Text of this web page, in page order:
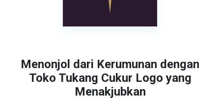
Menonjol dari Kerumunan dengan
Toko Tukang Cukur Logo yang
Menakjubkan